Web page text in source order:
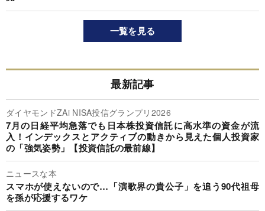
一覧を見る
最新記事
ダイヤモンドZAi NISA投信グランプリ2026
7月の日経平均急落でも日本株投資信託に高水準の資金が流
入！インデックスとアクティブの動きから見えた個人投資家
の「強気姿勢」【投資信託の最前線】
ニュースな本
スマホが使えないので…「演歌界の貴公子」を追う90代祖母
を孫が応援するワケ